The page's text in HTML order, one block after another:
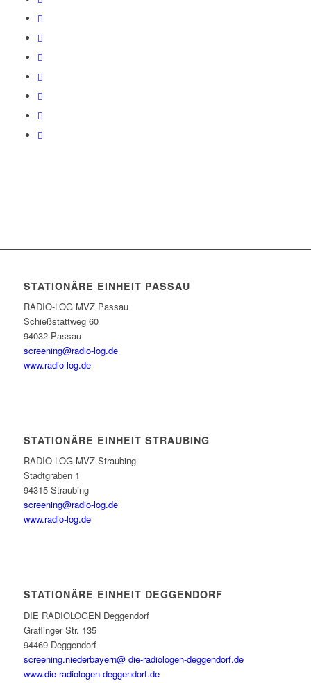
STATIONÄRE EINHEIT PASSAU
RADIO-LOG MVZ Passau
Schießstattweg 60
94032 Passau
screening@radio-log.de
www.radio-log.de
STATIONÄRE EINHEIT STRAUBING
RADIO-LOG MVZ Straubing
Stadtgraben 1
94315 Straubing
screening@radio-log.de
www.radio-log.de
STATIONÄRE EINHEIT DEGGENDORF
DIE RADIOLOGEN Deggendorf
Graflinger Str. 135
94469 Deggendorf
screening.niederbayern@ die-radiologen-deggendorf.de
www.die-radiologen-deggendorf.de